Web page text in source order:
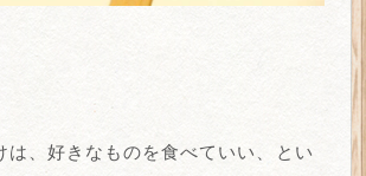
は、好きなものを食べていい、とい